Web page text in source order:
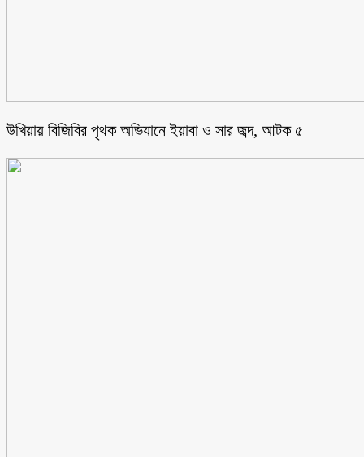
উখিয়ায় বিজিবির পৃথক অভিযানে ইয়াবা ও সার জব্দ, আটক ৫